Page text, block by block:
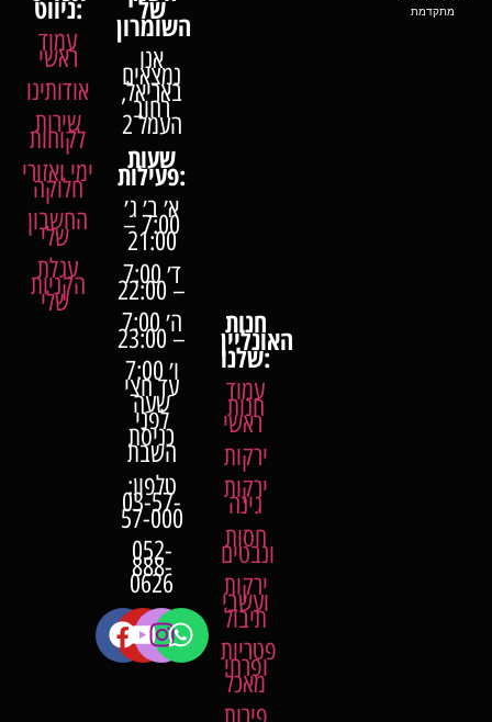
ניווט:
עמוד
ראשי
אודותינו
שירות
לקוחות
ימי ואזורי
חלוקה
החשבון
שלי
עגלת
הקניות
שלי
של
אנו
נמצאים
באריאל,
רחוב
העמל 2
שעותפעילות:
א׳ ב׳ ג׳
7:00 –
21:00
ד׳ 7:00
– 22:00
ה׳ 7:00
– 23:00
ו׳ 7:00
עד חצי
שעה
לפני
כניסת
השבת
טלפון:
03-57-
57-000
052-
888-
0626
חנות
האונליין
שלנו:
עמוד
חנות
ראשי
ירקות
ירקות
גינה
חסות
ונבטים
ירקות
ועשבי
תיבול
פטריות
ופרחי
מאכל